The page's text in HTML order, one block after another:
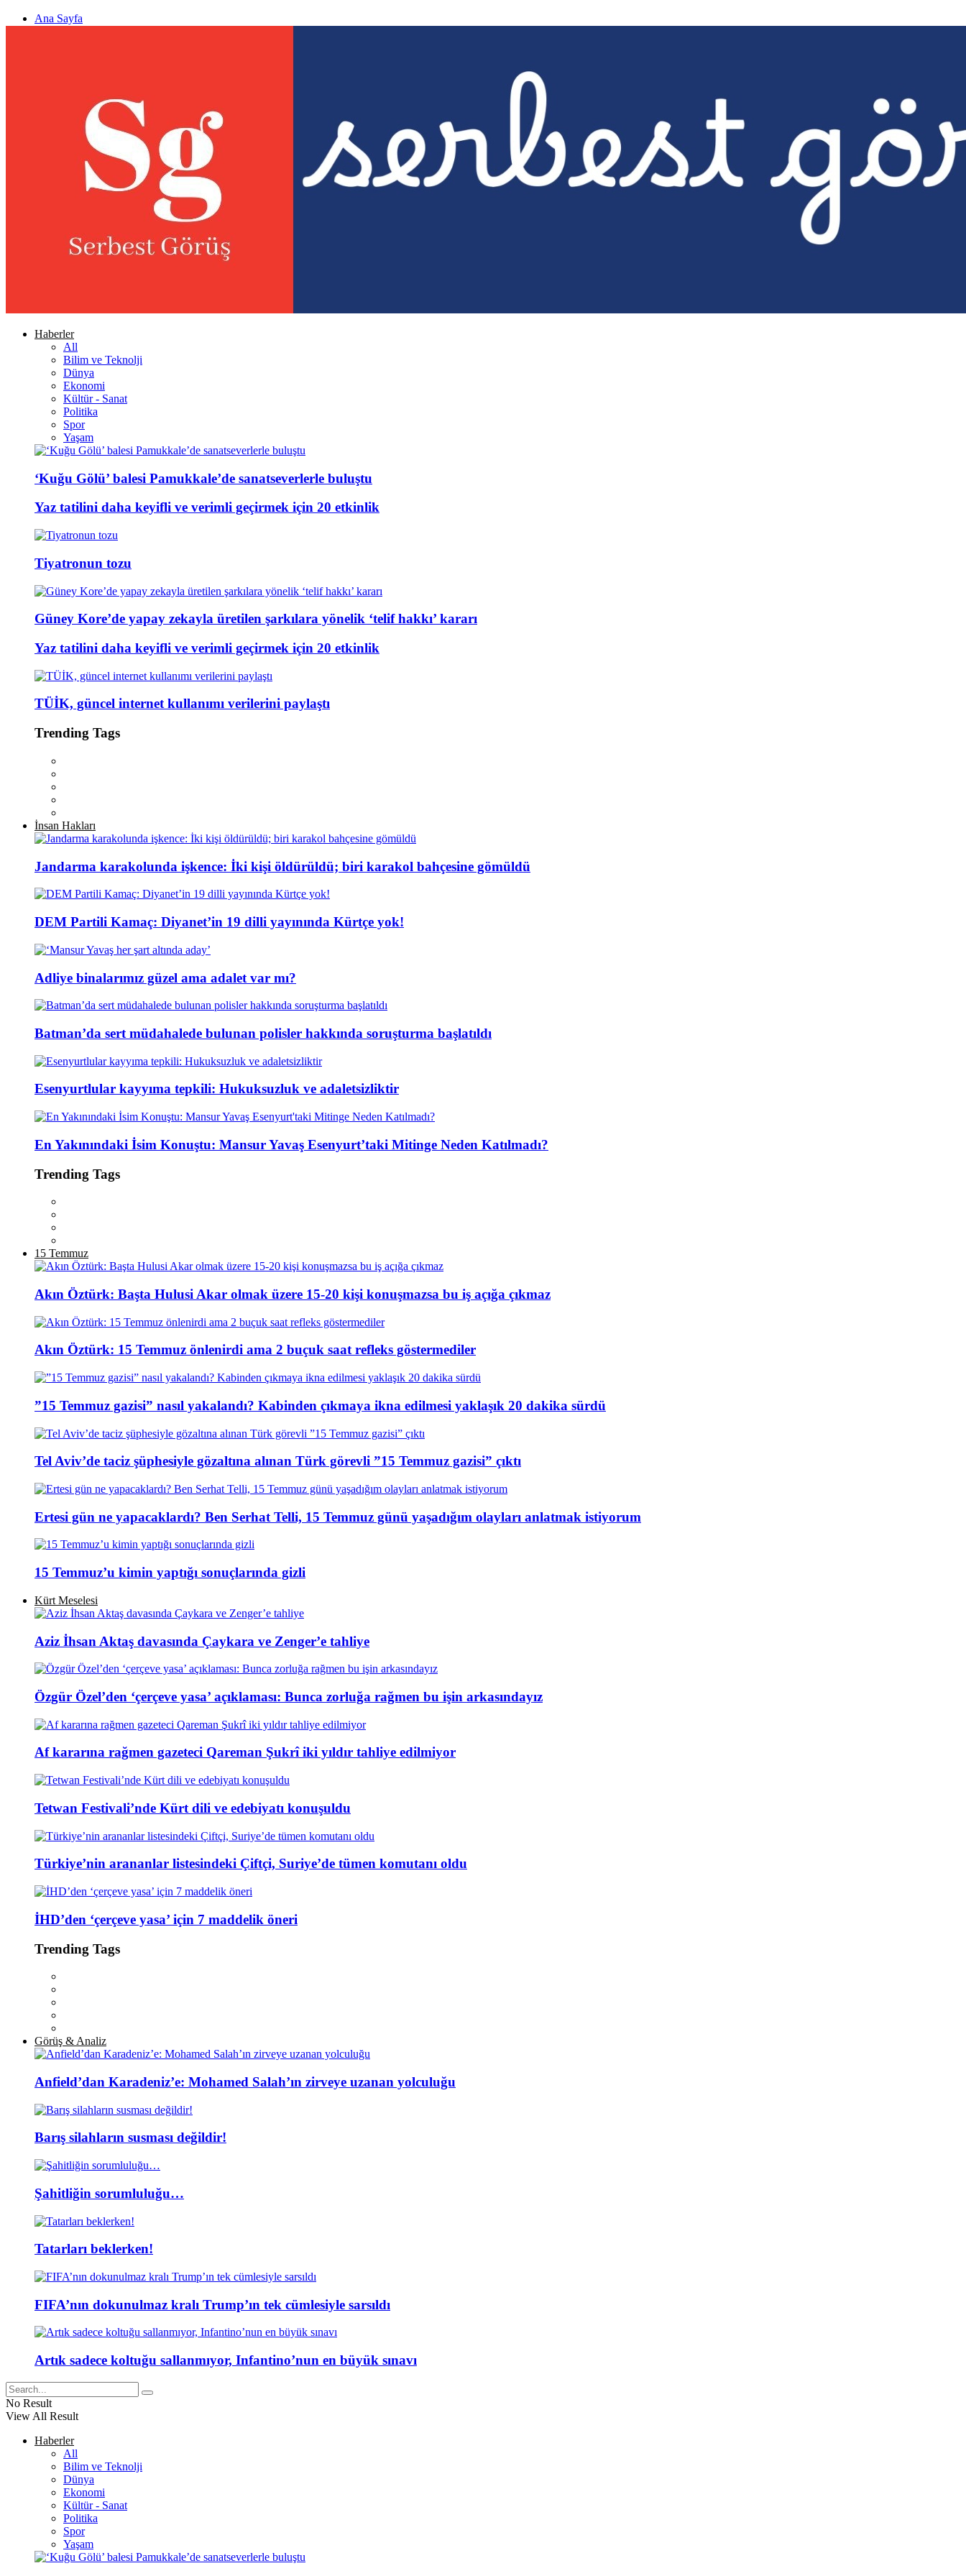
Ana Sayfa
Haberler
All
Bilim ve Teknolji
Dünya
Ekonomi
Kültür - Sanat
Politika
Spor
Yaşam
‘Kuğu Gölü’ balesi Pamukkale’de sanatseverlerle buluştu
Yaz tatilini daha keyifli ve verimli geçirmek için 20 etkinlik
Tiyatronun tozu
Güney Kore’de yapay zekayla üretilen şarkılara yönelik ‘telif hakkı’ kararı
Yaz tatilini daha keyifli ve verimli geçirmek için 20 etkinlik
TÜİK, güncel internet kullanımı verilerini paylaştı
Trending Tags
İnsan Hakları
Jandarma karakolunda işkence: İki kişi öldürüldü; biri karakol bahçesine gömüldü
DEM Partili Kamaç: Diyanet’in 19 dilli yayınında Kürtçe yok!
Adliye binalarımız güzel ama adalet var mı?
Batman’da sert müdahalede bulunan polisler hakkında soruşturma başlatıldı
Esenyurtlular kayyıma tepkili: Hukuksuzluk ve adaletsizliktir
En Yakınındaki İsim Konuştu: Mansur Yavaş Esenyurt’taki Mitinge Neden Katılmadı?
Trending Tags
15 Temmuz
Akın Öztürk: Başta Hulusi Akar olmak üzere 15-20 kişi konuşmazsa bu iş açığa çıkmaz
Akın Öztürk: 15 Temmuz önlenirdi ama 2 buçuk saat refleks göstermediler
”15 Temmuz gazisi” nasıl yakalandı? Kabinden çıkmaya ikna edilmesi yaklaşık 20 dakika sürdü
Tel Aviv’de taciz şüphesiyle gözaltına alınan Türk görevli ”15 Temmuz gazisi” çıktı
Ertesi gün ne yapacaklardı? Ben Serhat Telli, 15 Temmuz günü yaşadığım olayları anlatmak istiyorum
15 Temmuz’u kimin yaptığı sonuçlarında gizli
Kürt Meselesi
Aziz İhsan Aktaş davasında Çaykara ve Zenger’e tahliye
Özgür Özel’den ‘çerçeve yasa’ açıklaması: Bunca zorluğa rağmen bu işin arkasındayız
Af kararına rağmen gazeteci Qareman Şukrî iki yıldır tahliye edilmiyor
Tetwan Festivali’nde Kürt dili ve edebiyatı konuşuldu
Türkiye’nin arananlar listesindeki Çiftçi, Suriye’de tümen komutanı oldu
İHD’den ‘çerçeve yasa’ için 7 maddelik öneri
Trending Tags
Görüş & Analiz
Anfield’dan Karadeniz’e: Mohamed Salah’ın zirveye uzanan yolculuğu
Barış silahların susması değildir!
Şahitliğin sorumluluğu…
Tatarları beklerken!
FIFA’nın dokunulmaz kralı Trump’ın tek cümlesiyle sarsıldı
Artık sadece koltuğu sallanmıyor, Infantino’nun en büyük sınavı
No Result
View All Result
Haberler
All
Bilim ve Teknolji
Dünya
Ekonomi
Kültür - Sanat
Politika
Spor
Yaşam